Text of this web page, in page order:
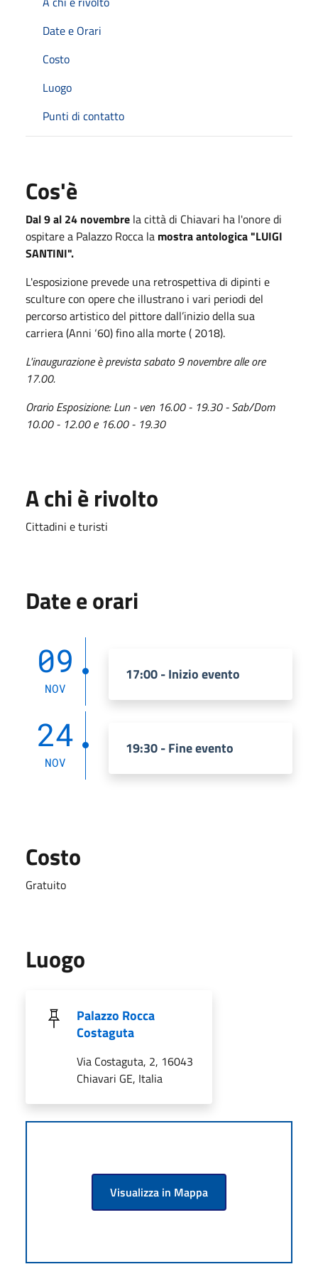
Date e Orari
Costo
Luogo
Punti di contatto
Cos'è
Dal 9 al 24 novembre la città di Chiavari ha l'onore di
ospitare a Palazzo Rocca la mostra antologica "LUIGI
SANTINI".
L'esposizione prevede una retrospettiva di dipinti e
sculture con opere che illustrano i vari periodi del
percorso artistico del pittore dall’inizio della sua
carriera (Anni ‘60) fino alla morte ( 2018).
L'inaugurazione è prevista sabato 9 novembre alle ore
17.00.
Orario Esposizione: Lun - ven 16.00 - 19.30 - Sab/Dom
10.00 - 12.00 e 16.00 - 19.30
A chi è rivolto
Cittadini e turisti
Date e orari
09
NOV
17:00 - Inizio evento
24
NOV
19:30 - Fine evento
Costo
Gratuito
Luogo
Palazzo Rocca
Costaguta
Via Costaguta, 2, 16043
Chiavari GE, Italia
Visualizza in Mappa